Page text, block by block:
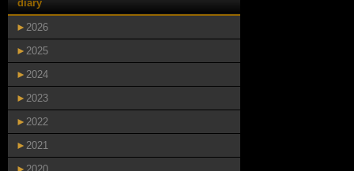
diary
► 2026
► 2025
► 2024
► 2023
► 2022
► 2021